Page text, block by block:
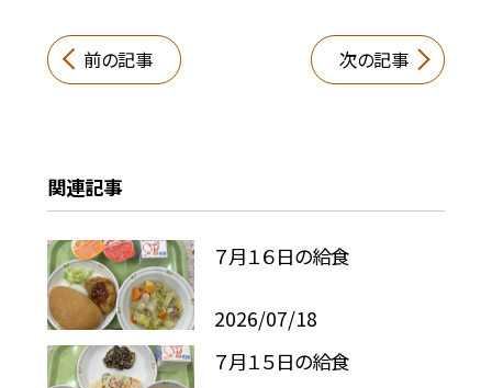
前の記事 次の記事
関連記事
７月１６日の給食
2026/07/18
７月１５日の給食